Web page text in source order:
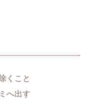
くこと
へ出す